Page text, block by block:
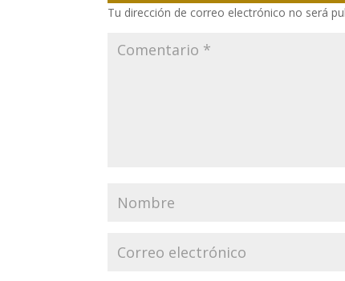
Tu dirección de correo electrónico no será